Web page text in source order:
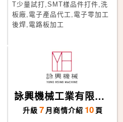
T少量試打,SMT樣品件打件,洗
板廠,電子產品代工,電子零加工
後焊,電路板加工
詠興機械工業有限公
司升級 7 月商情介紹 10 頁